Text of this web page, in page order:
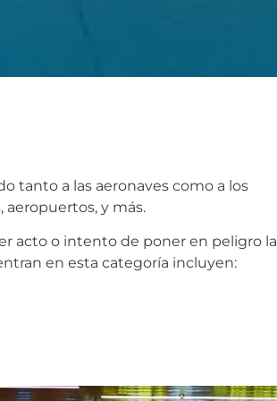
tanto a las aeronaves como a los
aeropuertos, y más.
acto o intento de poner en peligro la
en esta categoría incluyen: